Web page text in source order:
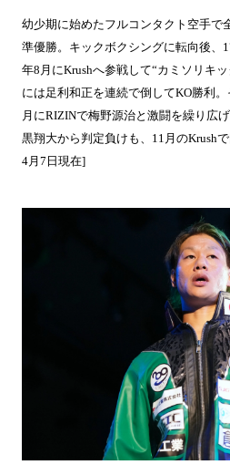
幼少期に始めたフルコンタクト空手で
準優勝。キックボクシングに転向後、
年8月にKrushへ参戦して“カミソリキ
には足利和正を連続で倒してKO勝利
月にRIZINで梅野源治と激闘を繰り広
黒翔大から判定負けも、11月のKrush
4月7日現在]